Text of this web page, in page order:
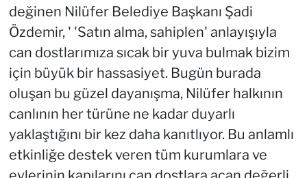
değinen Nilüfer Belediye Başkanı Şadi
Özdemir, ' 'Satın alma, sahiplen' anlayışıyla
can dostlarımıza sıcak bir yuva bulmak bizim
için büyük bir hassasiyet. Bugün burada
oluşan bu güzel dayanışma, Nilüfer halkının
canlının her türüne ne kadar duyarlı
yaklaştığını bir kez daha kanıtlıyor. Bu anlamlı
etkinliğe destek veren tüm kurumlara ve